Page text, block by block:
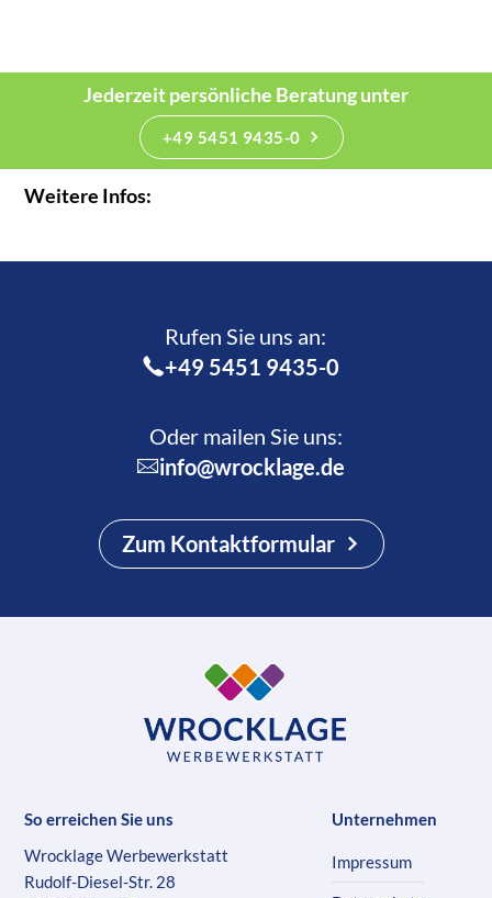
Jederzeit persönliche Beratung unter
+49 5451 9435-0
Weitere Infos:
Rufen Sie uns an:­
+49 5451 9435-0
Oder mailen Sie uns:
info@wrocklage.de
Zum Kontaktformular
So erreichen Sie uns
Wrocklage Werbewerkstatt
Rudolf-Diesel-Str. 28
Unternehmen
Impressum